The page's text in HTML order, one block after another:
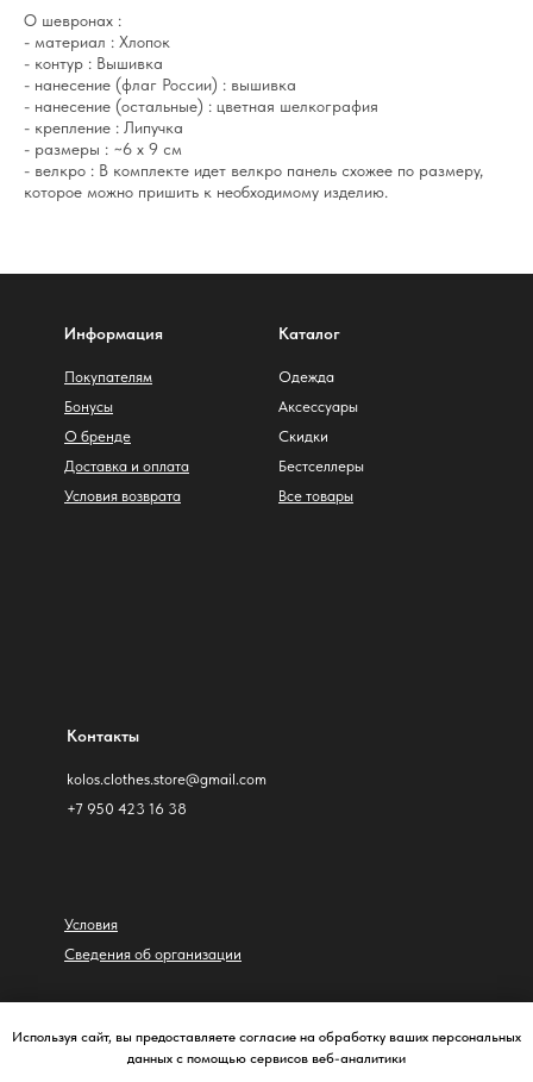
О шевронах :
- материал : Хлопок
- контур : Вышивка
- нанесение (флаг России) : вышивка
- нанесение (остальные) : цветная шелкография
- крепление : Липучка
- размеры : ~6 х 9 см
- велкро : В комплекте идет велкро панель схожее по размеру,
которое можно пришить к необходимому изделию.
+7 950 423 16 38
kolos.clothes.store@gmail.com
Контакты
Сведения об организации
Условия
Все товары
Бестселлеры
Скидки
Аксессуары
Одежда
Каталог
Условия возврата
Доставка и оплата
О бренде
Бонусы
Покупателям
Информация
Используя сайт, вы предоставляете согласие на обработку ваших персональных
данных с помощью сервисов веб-аналитики